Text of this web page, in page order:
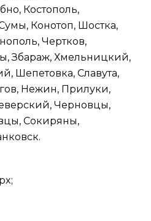
Костополь,
Конотоп, Шостка,
Чертков,
Збараж, Хмельницкий,
Шепетовка, Славута,
Нежин, Прилуки,
Черновцы,
Сокиряны,